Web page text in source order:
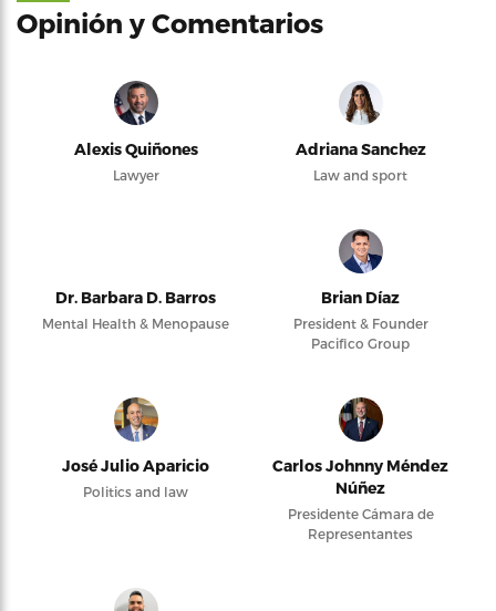
Opinión y Comentarios
Alexis Quiñones
Lawyer
Adriana Sanchez
Law and sport
Dr. Barbara D. Barros
Mental Health & Menopause
Brian Díaz
President & Founder
Pacifico Group
José Julio Aparicio
Politics and law
Carlos Johnny Méndez
Núñez
Presidente Cámara de
Representantes